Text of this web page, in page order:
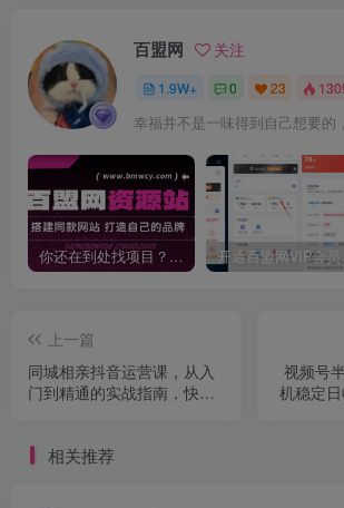
百盟网 关注
1.9W+ 0 23
你还在到处找项目？还在当韭菜？我靠卖项目一个月收入5万+，曾经我也是个失败者。 开通百盟网VIP
上一篇
同城相亲抖音运营课，从入
门到精通的实战指南，快速
视频号
机稳定
相关推荐